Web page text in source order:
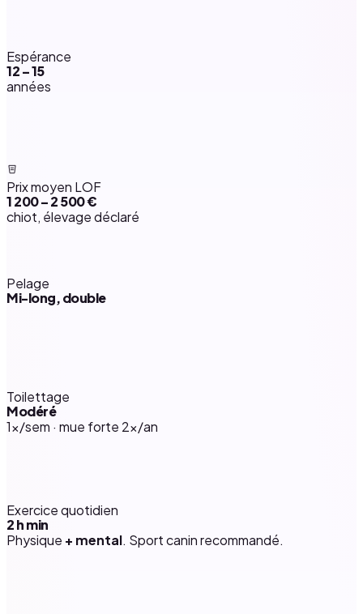
Espérance
12 – 15
années
Prix moyen LOF
1 200 – 2 500 €
chiot, élevage déclaré
Pelage
Mi-long, double
Toilettage
Modéré
1×/sem · mue forte 2×/an
Exercice quotidien
2 hmin
Physique + mental. Sport canin recommandé.